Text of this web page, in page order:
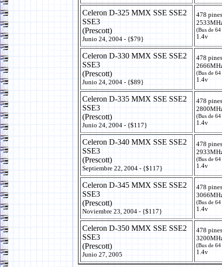
Celeron D-325 MMX SSE SSE2
SSE3
(Prescott)
Junio 24, 2004 - {$79}
478 pines
(Bus de
1.4v
Celeron D-330 MMX SSE SSE2
SSE3
(Prescott)
Junio 24, 2004 - {$89}
478 pines
(Bus de
1.4v
Celeron D-335 MMX SSE SSE2
SSE3
(Prescott)
Junio 24, 2004 - {$117}
478 pines
(Bus de
1.4v
Celeron D-340 MMX SSE SSE2
SSE3
(Prescott)
Septiembre 22, 2004 - {$117}
478 pines
(Bus de
1.4v
Celeron D-345 MMX SSE SSE2
SSE3
(Prescott)
Noviembre 23, 2004 - {$117}
478 pines
(Bus de
1.4v
Celeron D-350 MMX SSE SSE2
SSE3
(Prescott)
Junio 27, 2005
478 pines
(Bus de
1.4v